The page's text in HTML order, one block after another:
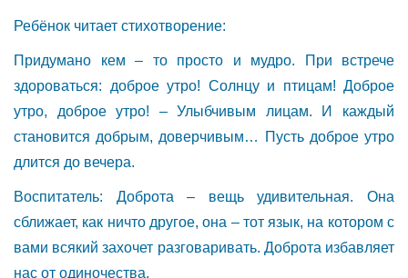
Ребёнок читает стихотворение:
Придумано кем – то просто и мудро. При встрече
здороваться: доброе утро! Солнцу и птицам! Доброе
утро, доброе утро! – Улыбчивым лицам. И каждый
становится добрым, доверчивым… Пусть доброе утро
длится до вечера.
Воспитатель: Доброта – вещь удивительная. Она
сближает, как ничто другое, она – тот язык, на котором с
вами всякий захочет разговаривать. Доброта избавляет
нас от одиночества.